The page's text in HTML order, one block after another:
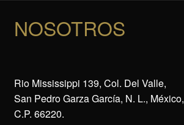
NOSOTROS
Rio Mississippi 139, Col. Del Valle,
San Pedro Garza García, N. L., México,
C.P. 66220.